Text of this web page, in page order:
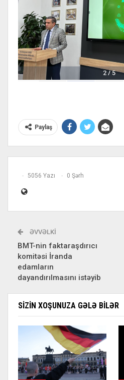
Paylaş
5056 Yazı 0 Şərh
ƏVVƏLKI
BMT-nin faktaraşdırıcı
komitəsi İranda
edamların
dayandırılmasını istəyib
SIZIN XOŞUNUZA GƏLƏ BILƏR